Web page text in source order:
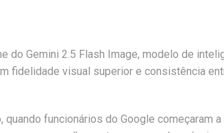
do Gemini 2.5 Flash Image, modelo de
fidelidade visual superior e consistência
quando funcionários do Google